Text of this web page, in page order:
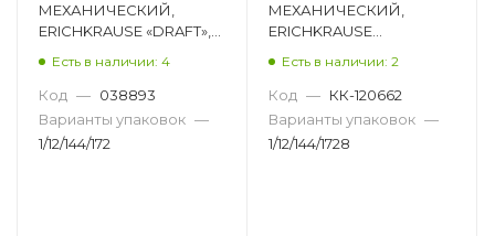
МЕХАНИЧЕСКИЙ,
ERICHKRAUSE «DRAFT»,
Есть в наличии: 4
Код — 038893
Варианты упаковок —
1/12/144/172
МЕХАНИЧЕСКИЙ,
ERICHKRAUSE
Есть в наличии: 2
Код — КК-120662
Варианты упаковок —
1/12/144/1728